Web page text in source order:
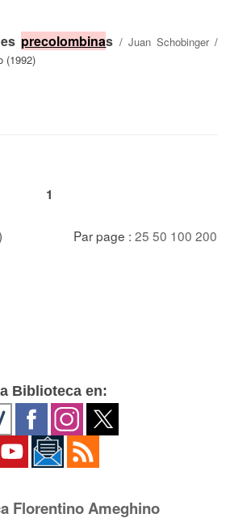
precolombinas / Juan Schobinger/
(1992)
1
Par page : 25 50 100 200
Biblioteca en:
Florentino Ameghino